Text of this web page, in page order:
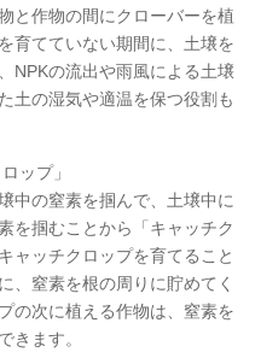
と作物の間にクローバーを植
育てていない期間に、土壌を
NPKの流出や雨風による土壌
土の湿気や適温を保つ役割も
プ」
中の窒素を掴んで、土壌中に
を掴むことから「キャッチク
ャッチクロップを育てること
、窒素を根の周りに貯めてく
の次に植える作物は、窒素を
きます。